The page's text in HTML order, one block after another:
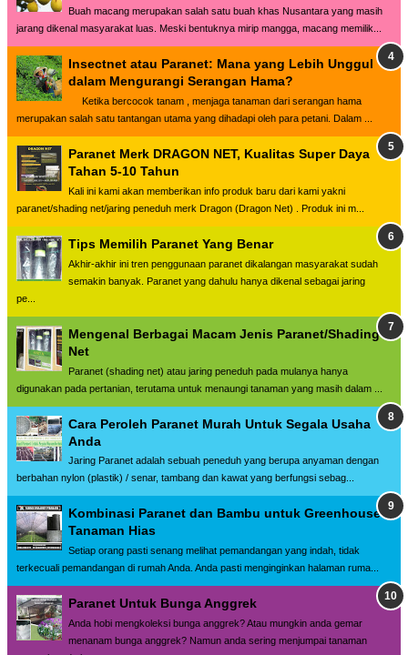
Buah macang merupakan salah satu buah khas Nusantara yang masih
jarang dikenal masyarakat luas. Meski bentuknya mirip mangga, macang memilik...
Insectnet atau Paranet: Mana yang Lebih Unggul
dalam Mengurangi Serangan Hama?
Ketika bercocok tanam , menjaga tanaman dari serangan hama
merupakan salah satu tantangan utama yang dihadapi oleh para petani. Dalam ...
Paranet Merk DRAGON NET, Kualitas Super Daya
Tahan 5-10 Tahun
Kali ini kami akan memberikan info produk baru dari kami yakni
paranet/shading net/jaring peneduh merk Dragon (Dragon Net) . Produk ini m...
Tips Memilih Paranet Yang Benar
Akhir-akhir ini tren penggunaan paranet dikalangan masyarakat sudah
semakin banyak. Paranet yang dahulu hanya dikenal sebagai jaring
pe...
Mengenal Berbagai Macam Jenis Paranet/Shading
Net
Paranet (shading net) atau jaring peneduh pada mulanya hanya
digunakan pada pertanian, terutama untuk menaungi tanaman yang masih dalam ...
Cara Peroleh Paranet Murah Untuk Segala Usaha
Anda
Jaring Paranet adalah sebuah peneduh yang berupa anyaman dengan
berbahan nylon (plastik) / senar, tambang dan kawat yang berfungsi sebag...
Kombinasi Paranet dan Bambu untuk Greenhouse
Tanaman Hias
Setiap orang pasti senang melihat pemandangan yang indah, tidak
terkecuali pemandangan di rumah Anda. Anda pasti menginginkan halaman ruma...
Paranet Untuk Bunga Anggrek
Anda hobi mengkoleksi bunga anggrek? Atau mungkin anda gemar
menanam bunga anggrek? Namun anda sering menjumpai tanaman